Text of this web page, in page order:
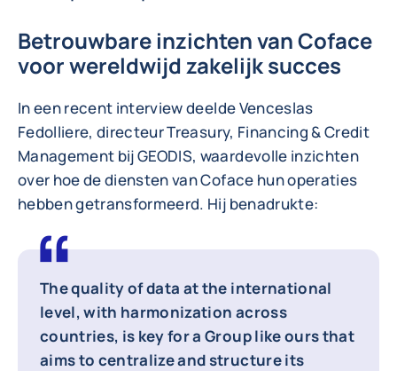
Betrouwbare inzichten van Coface
voor wereldwijd zakelijk succes
In een recent interview deelde Venceslas
Fedolliere, directeur Treasury, Financing & Credit
Management bij GEODIS, waardevolle inzichten
over hoe de diensten van Coface hun operaties
hebben getransformeerd. Hij benadrukte:
The quality of data at the international
level, with harmonization across
countries, is key for a Group like ours that
aims to centralize and structure its